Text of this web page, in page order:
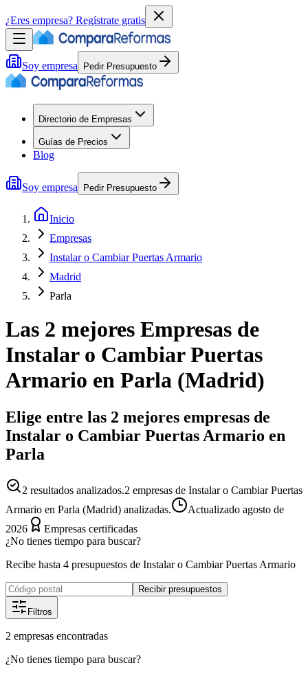
¿Eres empresa? Regístrate gratis
Soy empresa Pedir Presupuesto
Directorio de Empresas
Guías de Precios
Blog
Soy empresa Pedir Presupuesto
Inicio
Empresas
Instalar o Cambiar Puertas Armario
Madrid
Parla
Las 2 mejores Empresas de
Instalar o Cambiar Puertas
Armario en Parla (Madrid)
Elige entre las 2 mejores empresas de
Instalar o Cambiar Puertas Armario en
Parla
2 resultados analizados.2 empresas de Instalar o Cambiar Puertas
Armario en Parla (Madrid) analizadas.
Actualizado agosto de
2026
Empresas certificadas
¿No tienes tiempo para buscar?
Recibe hasta 4 presupuestos de Instalar o Cambiar Puertas Armario
Recibir presupuestos
Filtros
2 empresas encontradas
¿No tienes tiempo para buscar?